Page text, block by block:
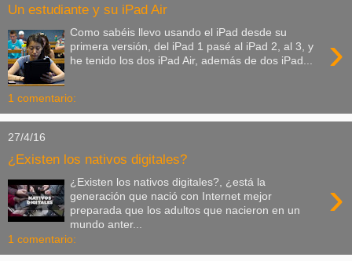
Un estudiante y su iPad Air
›
Como sabéis llevo usando el iPad desde su
primera versión, del iPad 1 pasé al iPad 2, al 3, y
he tenido los dos iPad Air, además de dos iPad...
1 comentario:
27/4/16
¿Existen los nativos digitales?
›
¿Existen los nativos digitales?, ¿está la
generación que nació con Internet mejor
preparada que los adultos que nacieron en un
mundo anter...
1 comentario: